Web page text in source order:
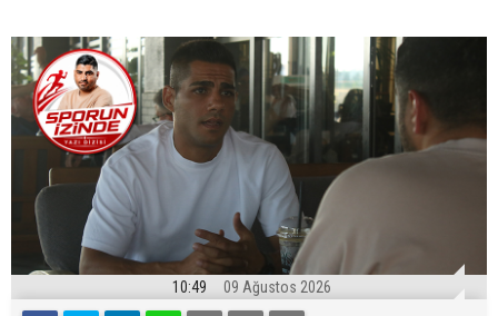
10:49 09 Ağustos 2026